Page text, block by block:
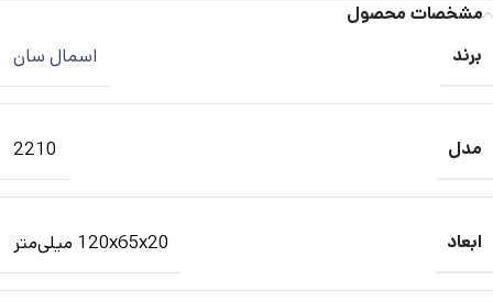
مشخصات محصول
برند
اسمال سان
مدل 2210
ابعاد 120x65x20 میلی‌متر